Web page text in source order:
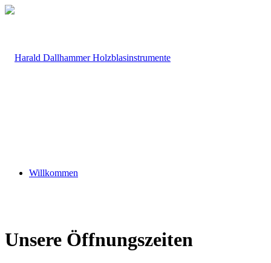
Willkommen
Unsere Öffnungszeiten